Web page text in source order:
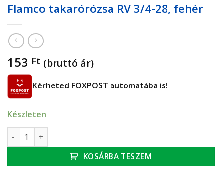
Flamco takarórózsa RV 3/4-28, fehér
153 Ft (bruttó ár)
Kérheted FOXPOST automatába is!
Készleten
Flamco takarórózsa RV 3/4-28, fehér mennyiség
KOSÁRBA TESZEM